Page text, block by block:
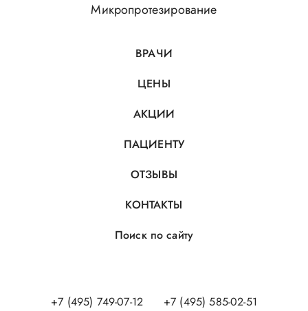
Микропротезирование
ВРАЧИ
ЦЕНЫ
АКЦИИ
ПАЦИЕНТУ
ОТЗЫВЫ
КОНТАКТЫ
Поиск по сайту
+7 (495) 749-07-12 +7 (495) 585-02-51